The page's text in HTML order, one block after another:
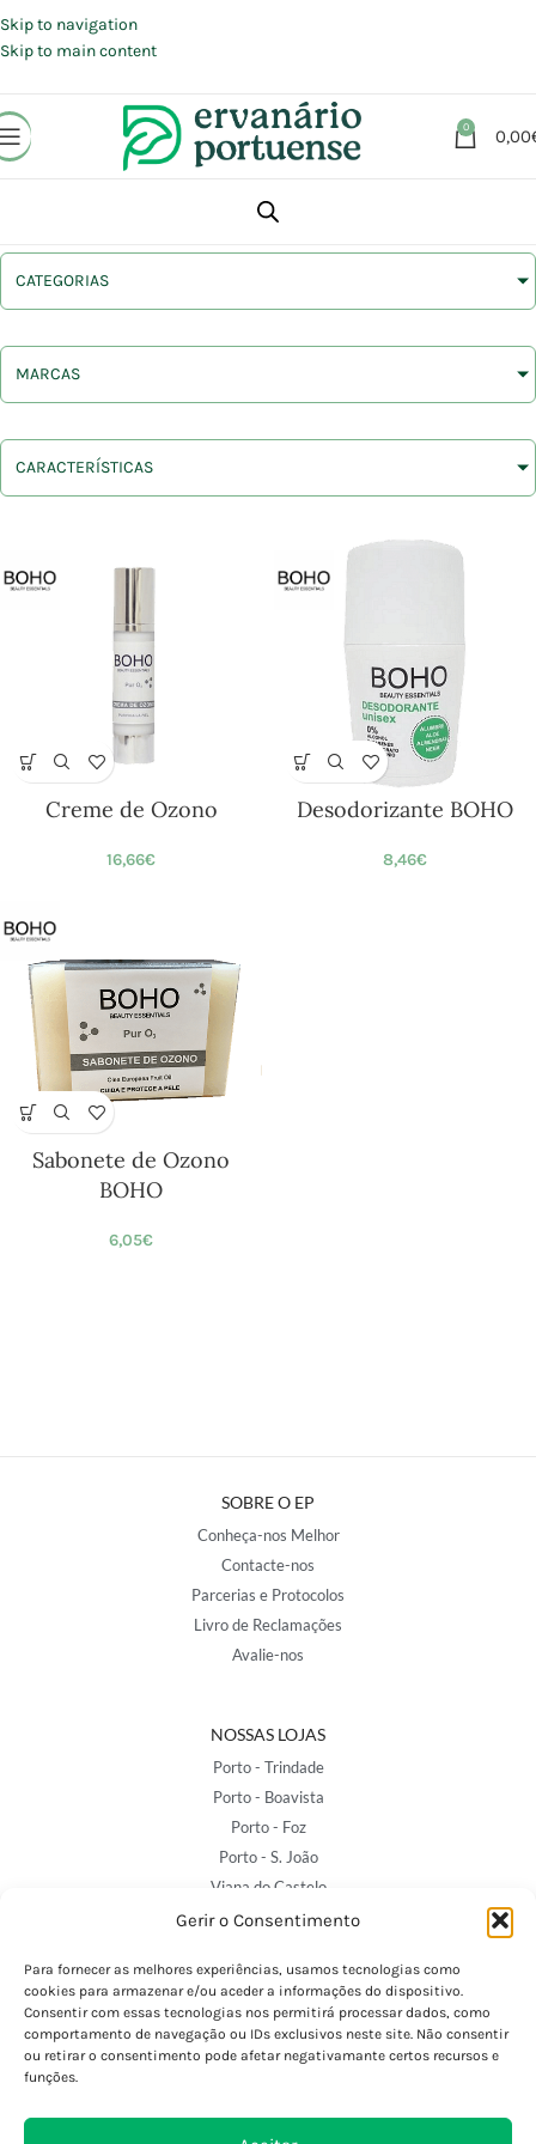
Gerir o Consentimento
Para fornecer as melhores experiências, usamos tecnologias como
cookies para armazenar e/ou aceder a informações do dispositivo.
Consentir com essas tecnologias nos permitirá processar dados, como
comportamento de navegação ou IDs exclusivos neste site. Não consentir
ou retirar o consentimento pode afetar negativamante certos recursos e
funções.
Skip to navigation
Skip to main content
0 0,00
CATEGORIAS
MARCAS
CARACTERÍSTICAS
Creme de Ozono
16,66€
Desodorizante BOHO
8,46€
Sabonete de Ozono
BOHO
6,05€
SOBRE O EP
Conheça-nos Melhor
Contacte-nos
Parcerias e Protocolos
Livro de Reclamações
Avalie-nos
NOSSAS LOJAS
Porto - Trindade
Porto - Boavista
Porto - Foz
Porto - S. João
Viana do Castelo
Barcelos
SAIBA MAIS
Política de Privacidade
Declaração de Acessibilidade
Perguntas Frequentes